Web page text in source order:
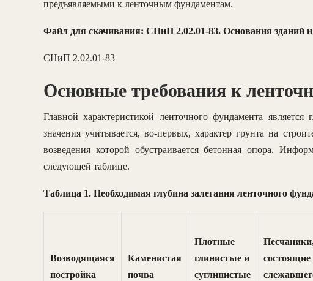
предъявляемыми к ленточным фундаментам.
Файл для скачивания: СНиП 2.02.01-83. Основания зданий
СНиП 2.02.01-83
Основные требования к
Главной характеристикой ленточного фундамента
значения учитывается, во-первых, характер грунта на
возведения которой обустраивается бетонная опора.
следующей таблице.
Таблица 1. Необходимая глубина залегания ленточного
Возводящаяся
постройка
Каменистая
почва
Плотные
глинистые и
суглинистые
состоящие